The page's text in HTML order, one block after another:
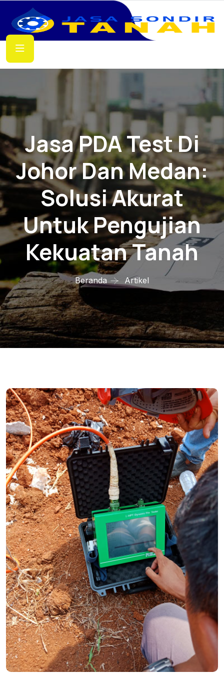
Jasa PDA Test Di
Johor Dan Medan:
Solusi Akurat
Untuk Pengujian
Kekuatan Tanah
Beranda Artikel